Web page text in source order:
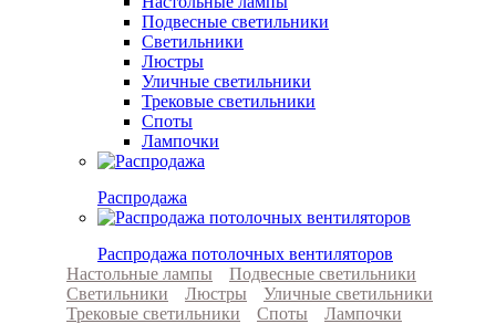
Подвесные светильники
Светильники
Люстры
Уличные светильники
Трековые светильники
Споты
Лампочки
Распродажа
Распродажа потолочных вентиляторов
Настольные лампы
Подвесные светильники
Светильники
Люстры
Уличные светильники
Трековые светильники
Споты
Лампочки